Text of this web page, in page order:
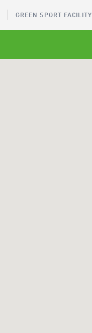
GREEN SPORT FACILITY